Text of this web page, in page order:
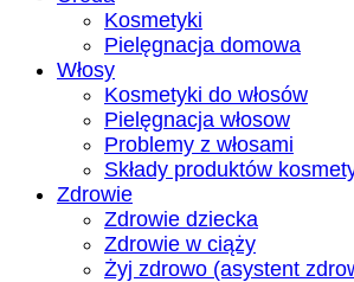
Kosmetyki
Pielęgnacja domowa
Włosy
Kosmetyki do włosów
Pielęgnacja włosow
Problemy z włosami
Składy produktów
Zdrowie
Zdrowie dziecka
Zdrowie w ciąży
Żyj zdrowo (asystent